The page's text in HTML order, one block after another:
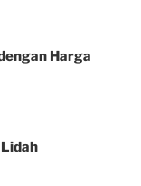
Harga